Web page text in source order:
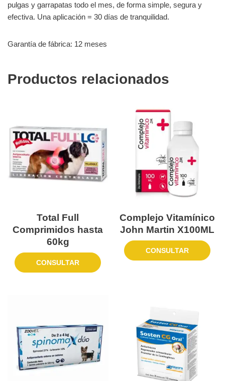
pulgas y garrapatas todo el mes, de forma simple, segura y
efectiva. Una aplicación = 30 días de tranquilidad.
Garantía de fábrica: 12 meses
Productos relacionados
Total Full
Comprimidos hasta
60kg
CONSULTAR
Complejo Vitamínico
John Martin X100ML
CONSULTAR